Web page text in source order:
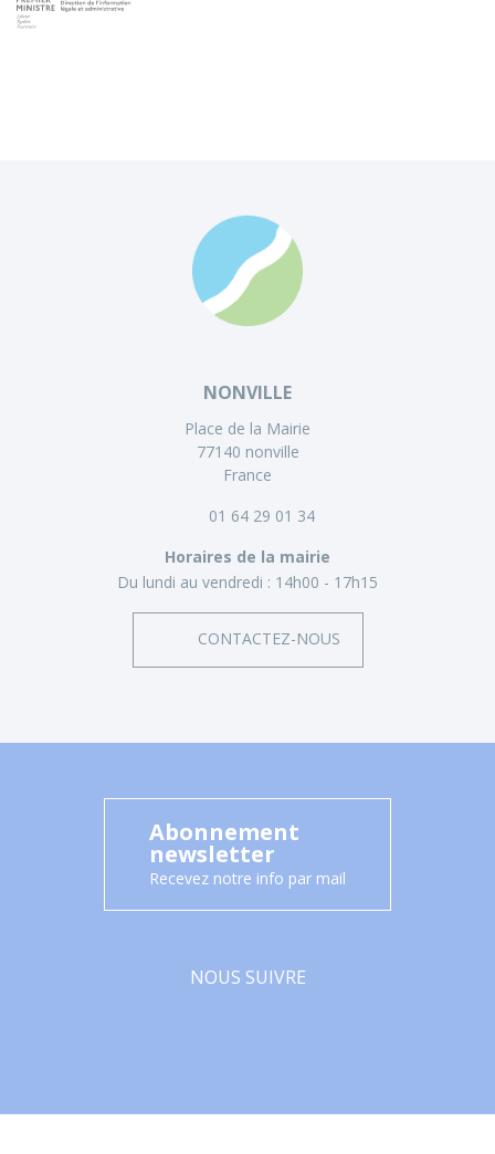
NONVILLE
Place de la Mairie
77140 nonville
France
01 64 29 01 34
Horaires de la mairie
Du lundi au vendredi : 14h00 - 17h15
CONTACTEZ-NOUS
Abonnement
newsletter
Recevez notre info par mail
NOUS SUIVRE